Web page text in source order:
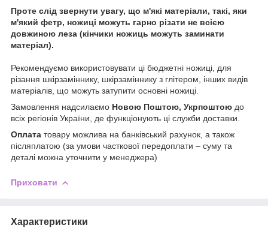
Проте слід звернути увагу, що м'які матеріали, такі, яки
м'який фетр, ножиці можуть гарно різати не всією
довжиною леза (кінчики ножиць можуть заминати
матеріал).
Рекомендуємо використовувати ці бюджетні ножиці, для
різання шкірзаміннику, шкірзаміннику з глітером, інших видів
матеріалів, що можуть затупити основні ножиці.
Замовлення надсилаємо Новою Поштою, Укрпоштою до
всіх регіонів України, де функціонують ці служби доставки.
Оплата товару можлива на банківський рахунок, а також
післяплатою (за умови часткової передоплати – суму та
деталі можна уточнити у менеджера)
Приховати
Характеристики